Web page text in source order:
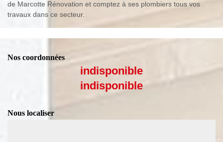
de Marcotte Rénovation et comptez à ses plombiers tous vos
travaux dans ce secteur.
Nos coordonnées
indisponible
indisponible
Nous localiser